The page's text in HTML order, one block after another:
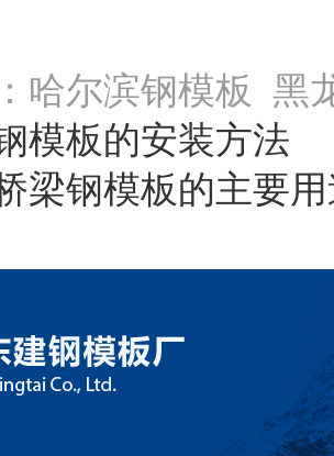
哈尔滨钢模板
模板的安装方法
梁钢模板的主要